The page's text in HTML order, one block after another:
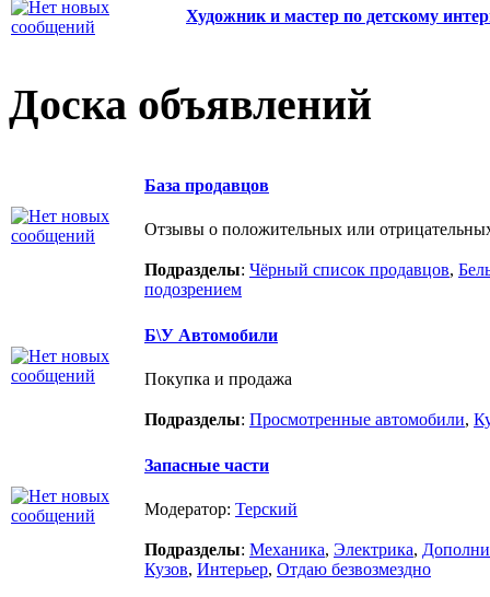
Художник и мастер по детскому
Доска объявлений
База продавцов
Отзывы о положительных или
Подразделы: Чёрный список продавцов,
подозрением
Б\У Автомобили
Покупка и продажа
Подразделы: Просмотренные автомобили,
Запасные части
Модератор: Терский
Подразделы: Механика, Электрика,
Кузов, Интерьер, Отдаю безвозмездно